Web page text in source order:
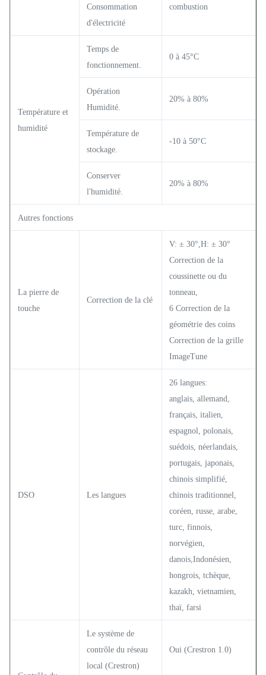
Consommation
d'électricité
combustion
Température et
humidité
Temps de
fonctionnement.
0 à 45°C
Opération
Humidité.
20% à 80%
Température de
stockage.
-10 à 50°C
Conserver
l'humidité.
20% à 80%
Autres fonctions
La pierre de
touche
Correction de la clé
V: ± 30°,H: ± 30°
Correction de la
coussinette ou du
tonneau,
6 Correction de la
géométrie des coins
Correction de la grille
ImageTune
DSO Les langues
26 langues:
anglais, allemand,
français, italien,
espagnol, polonais,
suédois, néerlandais,
portugais, japonais,
chinois simplifié,
chinois traditionnel,
coréen, russe, arabe,
turc, finnois,
norvégien,
danois,Indonésien,
hongrois, tchèque,
kazakh, vietnamien,
thaï, farsi
Le système de
contrôle du réseau
local (Crestron)
Oui (Crestron 1.0)